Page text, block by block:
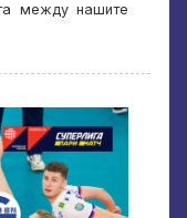
между нашите